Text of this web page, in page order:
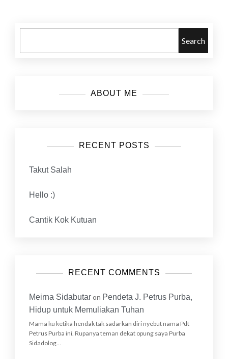
Search
ABOUT ME
RECENT POSTS
Takut Salah
Hello :)
Cantik Kok Kutuan
RECENT COMMENTS
Meirna Sidabutaron Pendeta J. Petrus Purba,
Hidup untuk Memuliakan Tuhan
Mama ku ketika hendak tak sadarkan diri nyebut nama Pdt
Petrus Purba ini. Rupanya teman dekat opung saya Purba
Sidadolog…